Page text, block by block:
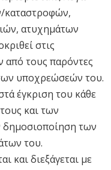
καταστροφών,
ατυχημάτων
στις
τους παρόντες
υποχρεώσεών του.
έγκριση του κάθε
και των
των
του.
και διεξάγεται με